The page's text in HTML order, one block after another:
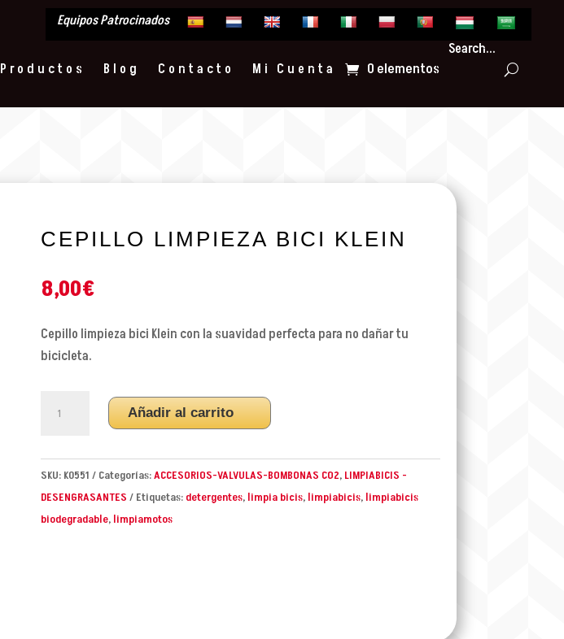
Equipos Patrocinados
Productos Blog Contacto Mi Cuenta 0 elementos
Search...
CEPILLO LIMPIEZA BICI KLEIN
8,00€
Cepillo limpieza bici Klein con la suavidad perfecta para no dañar tu
bicicleta.
LIMPIEZA
Añadir al carrito
SKU: K0551 Categorías:ACCESORIOS-VALVULAS-BOMBONAS CO2, LIMPIABICIS -
DESENGRASANTES
Etiquetas: detergentes, limpia bicis, limpiabicis, limpiabicis
biodegradable, limpiamotos